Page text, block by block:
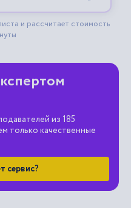
из 185
только качественные
сервис?